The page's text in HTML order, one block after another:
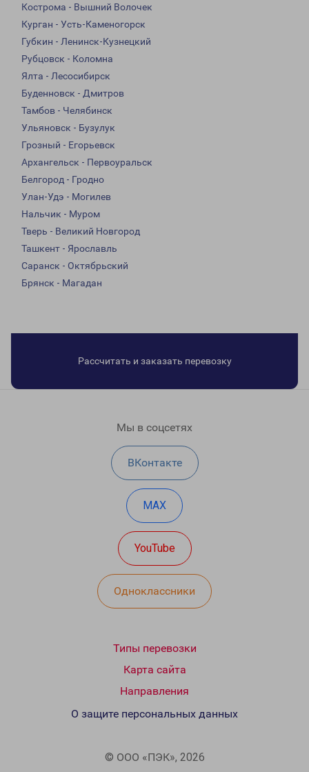
Кострома - Вышний Волочек
Курган - Усть-Каменогорск
Губкин - Ленинск-Кузнецкий
Рубцовск - Коломна
Ялта - Лесосибирск
Буденновск - Дмитров
Тамбов - Челябинск
Ульяновск - Бузулук
Грозный - Егорьевск
Архангельск - Первоуральск
Белгород - Гродно
Улан-Удэ - Могилев
Нальчик - Муром
Тверь - Великий Новгород
Ташкент - Ярославль
Саранск - Октябрьский
Брянск - Магадан
Рассчитать и заказать перевозку
Мы в соцсетях
ВКонтакте
MAX
YouTube
Одноклассники
Типы перевозки
Карта сайта
Направления
© ООО «ПЭК», 2026
О защите персональных данных